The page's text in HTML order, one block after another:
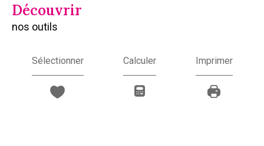
découvrir
nos outils
Sélectionner Calculer Imprimer